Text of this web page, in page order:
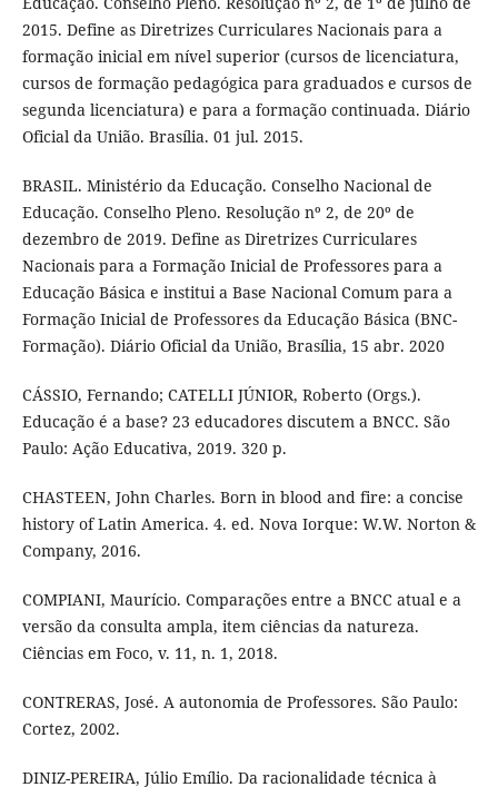
2015. Define as Diretrizes Curriculares Nacionais para a
formação inicial em nível superior (cursos de licenciatura,
cursos de formação pedagógica para graduados e cursos de
segunda licenciatura) e para a formação continuada. Diário
Oficial da União. Brasília. 01 jul. 2015.
BRASIL. Ministério da Educação. Conselho Nacional de
Educação. Conselho Pleno. Resolução nº 2, de 20º de
dezembro de 2019. Define as Diretrizes Curriculares
Nacionais para a Formação Inicial de Professores para a
Educação Básica e institui a Base Nacional Comum para a
Formação Inicial de Professores da Educação Básica (BNC-
Formação). Diário Oficial da União, Brasília, 15 abr. 2020
CÁSSIO, Fernando; CATELLI JÚNIOR, Roberto (Orgs.).
Educação é a base? 23 educadores discutem a BNCC. São
Paulo: Ação Educativa, 2019. 320 p.
CHASTEEN, John Charles. Born in blood and fire: a concise
history of Latin America. 4. ed. Nova Iorque: W.W. Norton &
Company, 2016.
COMPIANI, Maurício. Comparações entre a BNCC atual e a
versão da consulta ampla, item ciências da natureza.
Ciências em Foco, v. 11, n. 1, 2018.
CONTRERAS, José. A autonomia de Professores. São Paulo:
Cortez, 2002.
DINIZ-PEREIRA, Júlio Emílio. Da racionalidade técnica à